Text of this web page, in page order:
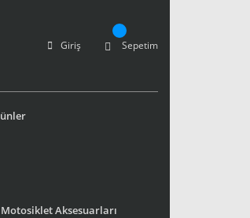
Giriş Sepetim
Aksesuarları